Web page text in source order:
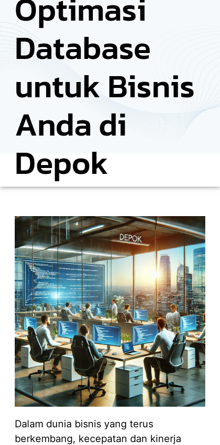
Database
untuk Bisnis
Anda di
Depok
Dalam dunia bisnis yang terus
berkembang, kecepatan dan kinerja